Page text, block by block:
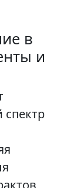
в
и